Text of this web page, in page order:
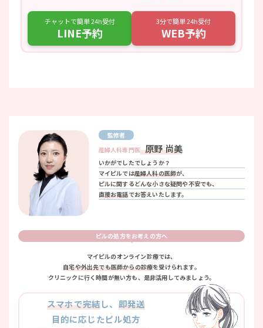
チャットで簡単 24h受付
LINE予約
3分で簡単 24h受付
WEB予約
監修者
産婦人科専門医 原野 尚美
いかがでしたでしょうか？
マイピルでは産婦人科の医師が、
ピルに関するどんな小さな疑問や不安でも、
直接お電話でお答えいたします。
ピルの処方をお考えの方へ
マイピルのオンライン診療では、
自宅や外出先でも医師からの診療を受けられます。
クリニックに行く時間が無い方も、是非活用してみましょう。
スマホで完結し、 即発送
目的に応じたピル処方